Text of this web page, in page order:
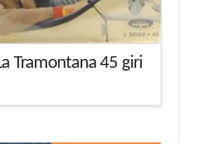
Tramontana 45 giri